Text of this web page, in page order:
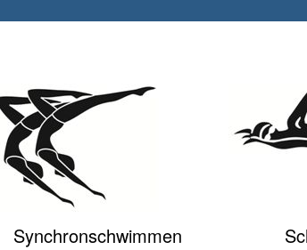
Synchronschwimmen